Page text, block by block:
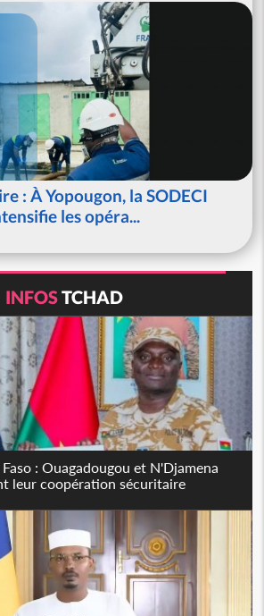
: À Yopougon, la SODECI
les opéra...
INFOSTCHAD
: Ouagadougou et N'Djamena
leur coopération sécuritaire